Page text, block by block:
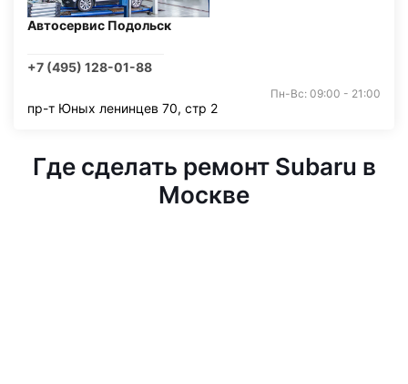
Автосервис Подольск
+7 (495) 128-01-88
Пн-Вс: 09:00 - 21:00
пр-т Юных ленинцев 70, стр 2
Где сделать ремонт Subaru в
Москве